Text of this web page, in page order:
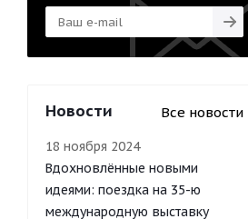
Новости Все новости
18 ноября 2024
Вдохновлённые новыми
идеями: поездка на 35-ю
международную выставку